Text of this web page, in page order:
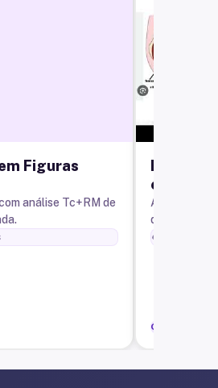
Figuras
análise Tc+RM de
Aula sobre
da
incluindo os
👁️
Ginecologia